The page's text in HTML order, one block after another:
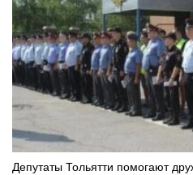
Депутаты Тольятти помогают